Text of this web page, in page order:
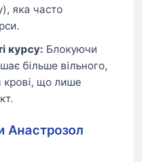
яка часто
курсу: Блокуючи
більше вільного,
крові, що лише
Анастрозол